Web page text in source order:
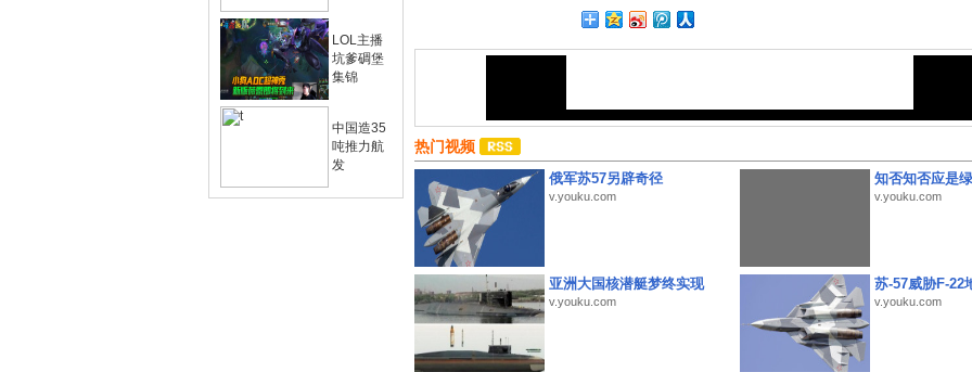
LOL主播
坑爹碉堡
集锦
中国造35
吨推力航
发
热门视频
俄军苏57另辟奇径
v.youku.com
知否知否应是
v.youku.com
亚洲大国核潜艇梦终实现
v.youku.com
苏-57威胁F-22
v.youku.com